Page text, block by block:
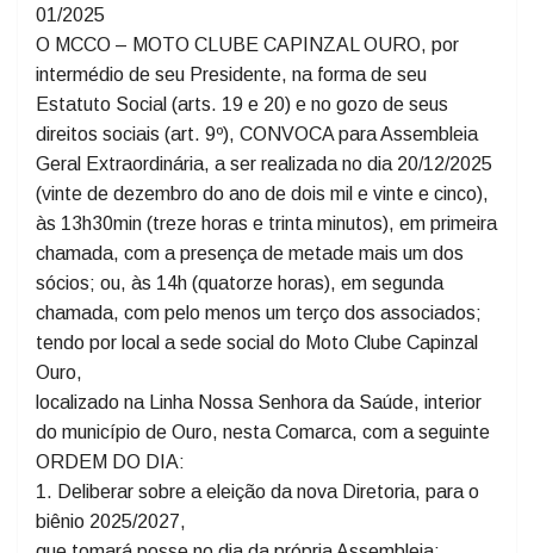
(Fundado em 21/02/1986)
EDITAL DE CONVOCAÇÃO
ASSEMBLEIA GERAL EXTRAORDINÁRIA N.
01/2025
O MCCO – MOTO CLUBE CAPINZAL OURO, por
intermédio de seu Presidente, na forma de seu
Estatuto Social (arts. 19 e 20) e no gozo de seus
direitos sociais (art. 9º), CONVOCA para Assembleia
Geral Extraordinária, a ser realizada no dia 20/12/2025
(vinte de dezembro do ano de dois mil e vinte e cinco),
às 13h30min (treze horas e trinta minutos), em primeira
chamada, com a presença de metade mais um dos
sócios; ou, às 14h (quatorze horas), em segunda
chamada, com pelo menos um terço dos associados;
tendo por local a sede social do Moto Clube Capinzal
Ouro,
localizado na Linha Nossa Senhora da Saúde, interior
do município de Ouro, nesta Comarca, com a seguinte